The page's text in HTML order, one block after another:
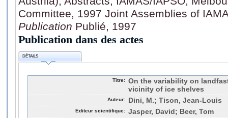
Committee, 1997 Joint Assemblies of
Publication Publié, 1997
Publication dans des actes
DÉTAILS
Titre: On the variability on
vicinity of ice shelves
Auteur: Dini, M.; Tison, Jean-Louis
Editeur scientifique: Jasper, David; Beer, Tom